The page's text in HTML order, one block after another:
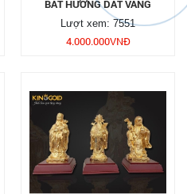
BÁT HƯƠNG DÁT VÀNG
Lượt xem: 7551
4.000.000VNĐ